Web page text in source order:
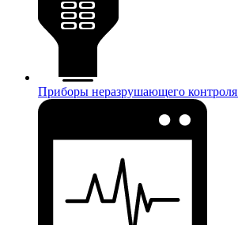
Приборы неразрушающего контроля